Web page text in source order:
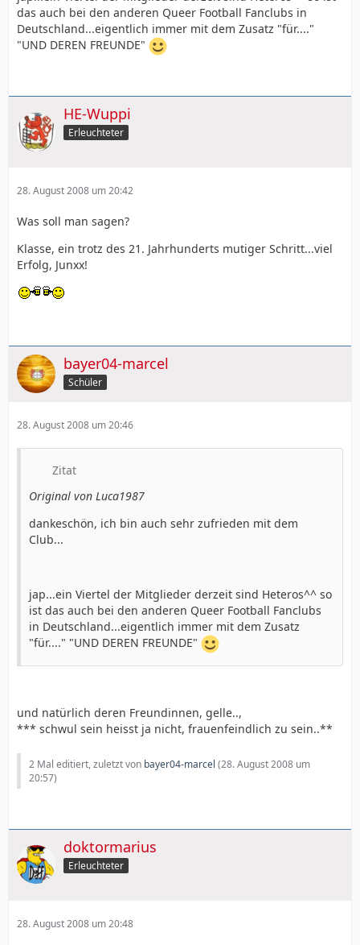
das auch bei den anderen Queer Football Fanclubs in
Deutschland...eigentlich immer mit dem Zusatz "für...."
"UND DEREN FREUNDE"
HE-Wuppi
Erleuchteter
28. August 2008 um 20:42
Was soll man sagen?
Klasse, ein trotz des 21. Jahrhunderts mutiger Schritt...viel
Erfolg, Junxx!
bayer04-marcel
Schüler
28. August 2008 um 20:46
Zitat
Original von Luca1987
dankeschön, ich bin auch sehr zufrieden mit dem
Club...
jap...ein Viertel der Mitglieder derzeit sind Heteros^^ so
ist das auch bei den anderen Queer Football Fanclubs
in Deutschland...eigentlich immer mit dem Zusatz
"für...." "UND DEREN FREUNDE"
und natürlich deren Freundinnen, gelle..,
*** schwul sein heisst ja nicht, frauenfeindlich zu sein..**
2 Mal editiert, zuletzt von bayer04-marcel (28. August 2008 um
20:57)
doktormarius
Erleuchteter
28. August 2008 um 20:48